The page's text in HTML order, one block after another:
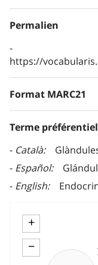
Permalien
https://
Format MARC21
Terme
Català
Español
English
+
−